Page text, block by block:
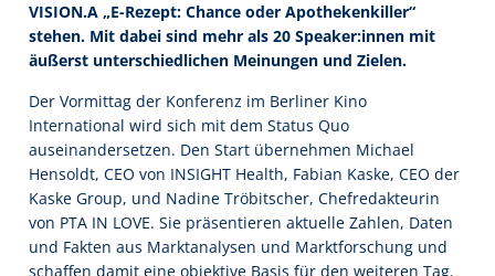
VISION.A „E-Rezept: Chance oder Apothekenkiller“
stehen. Mit dabei sind mehr als 20 Speaker:innen mit
äußerst unterschiedlichen Meinungen und Zielen.
Der Vormittag der Konferenz im Berliner Kino
International wird sich mit dem Status Quo
auseinandersetzen. Den Start übernehmen Michael
Hensoldt, CEO von INSIGHT Health, Fabian Kaske, CEO der
Kaske Group, und Nadine Tröbitscher, Chefredakteurin
von PTA IN LOVE. Sie präsentieren aktuelle Zahlen, Daten
und Fakten aus Marktanalysen und Marktforschung und
schaffen damit eine objektive Basis für den weiteren Tag.